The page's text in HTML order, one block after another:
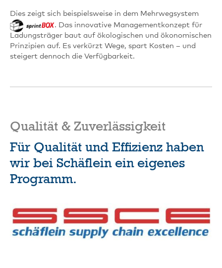
Dies zeigt sich beispielsweise in dem Mehrwegsystem
. Das innovative Managementkonzept für
Ladungsträger baut auf ökologischen und ökonomischen
Prinzipien auf. Es verkürzt Wege, spart Kosten – und
steigert dennoch die Verfügbarkeit.
Qualität & Zuverlässigkeit
Für Qualität und Effizienz haben
wir bei Schäflein ein eigenes
Programm.